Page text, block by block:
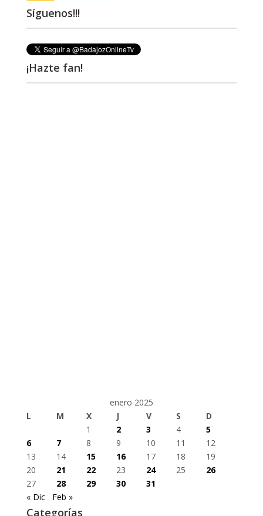
Síguenos!!!
¡Hazte fan!
enero 2025
L
M X J V S
D
1
2 3 4
5
6
7 8 9 10 11
12
13
14 15 16 17 18
19
20
21 22 23 24 25
26
27
28 29 30
31
« Dic
Feb »
Categorías